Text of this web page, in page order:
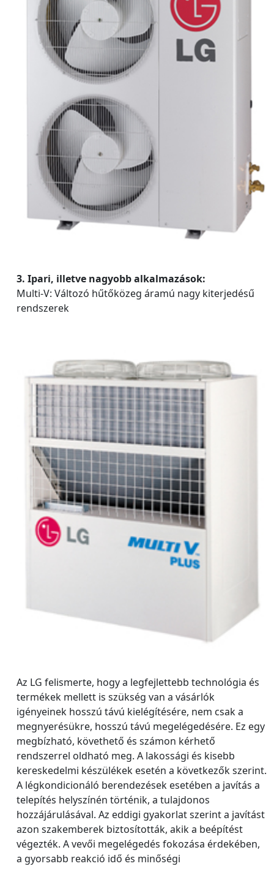
3. Ipari, illetve nagyobb alkalmazások:
Multi-V: Változó hűtőközeg áramú nagy kiterjedésű
rendszerek
Az LG felismerte, hogy a legfejlettebb technológia és
termékek mellett is szükség van a vásárlók
igényeinek hosszú távú kielégítésére, nem csak a
megnyerésükre, hosszú távú megelégedésére. Ez egy
megbízható, követhető és számon kérhető
rendszerrel oldható meg. A lakossági és kisebb
kereskedelmi készülékek esetén a következők szerint.
A légkondicionáló berendezések esetében a javítás a
telepítés helyszínén történik, a tulajdonos
hozzájárulásával. Az eddigi gyakorlat szerint a javítást
azon szakemberek biztosították, akik a beépítést
végezték. A vevői megelégedés fokozása érdekében,
a gyorsabb reakció idő és minőségi